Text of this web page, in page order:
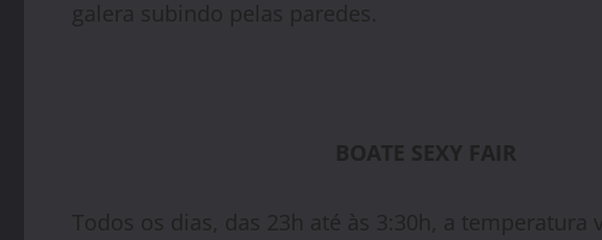
galera subindo pelas paredes.
BOATE SEXY FAIR
Todos os dias, das 23h até às 3:30h, a